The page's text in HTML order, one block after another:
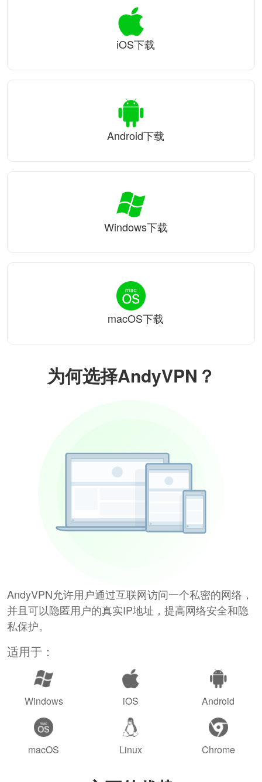
为何选择AndyVPN？
AndyVPN允许用户通过互联网访问一个私密的网络，
并且可以隐匿用户的真实IP地址，提高网络安全和隐
私保护。
适用于：
Windows iOS Android
macOS Linux Chrome
iOS下载
Android下载
Windows下载
macOS下载